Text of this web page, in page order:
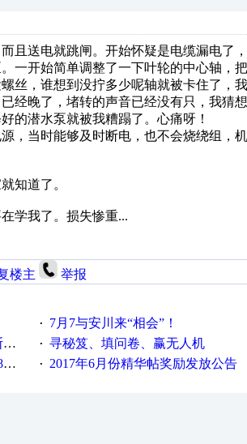
且送电就跳闸。开始怀疑是电缆漏电了
一开始简单调整了一下叶轮的中心轴，
丝，谁想到没拧多少呢轴就被卡住了，
经晚了，堵转的声音已经没有只，我猜
的潜水泵就被我糟蹋了。心痛呀！
，当时能够及时断电，也不会烧绕组，
知道了。
学我了。损失惨重...
楼主 举报
· 7月7与安川来“相会”！
· 寻秘笈、填问卷、赢无人机
· 2017年6月份精华帖奖励发放公告